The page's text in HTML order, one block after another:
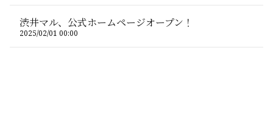
渋井マル、公式ホームページオープン！
2025/02/01 00:00